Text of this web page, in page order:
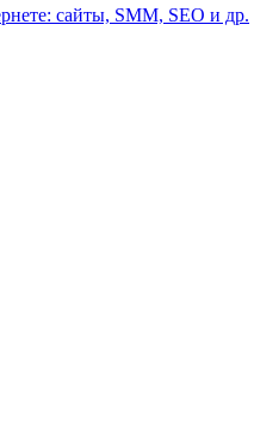
сайты, SMM, SEO и др.